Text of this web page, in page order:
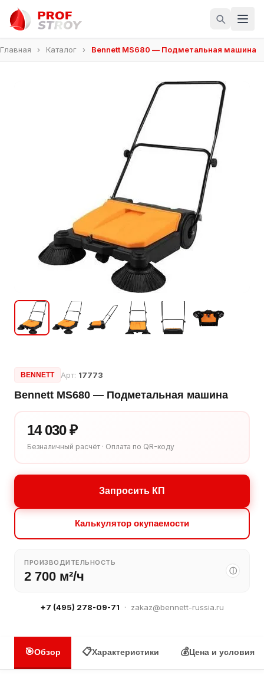
Главная › Каталог › Bennett MS680 — Подметальная машина
BENNETT Арт: 17773
Bennett MS680 — Подметальная машина
14 030 ₽
Безналичный расчёт · Оплата по QR-коду
Запросить КП
Калькулятор окупаемости
ПРОИЗВОДИТЕЛЬНОСТЬ
2 700 м²/ч ⓘ
+7 (495) 278-09-71 · zakaz@bennett-russia.ru
🎯Обзор 📋Характеристики 💰Цена и условия